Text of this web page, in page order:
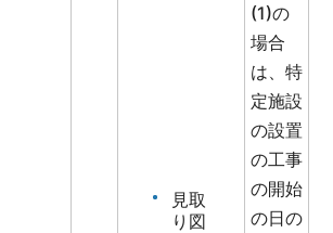
見取
り図
(1)の
場合
は、特
定施設
の設置
の工事
の開始
の日の